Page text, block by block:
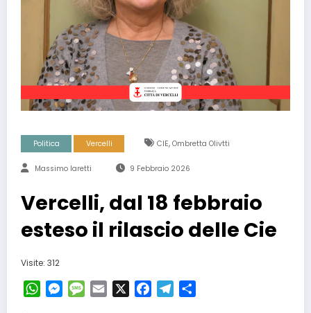
Politica Vercelli CIE, Ombretta Olivtti
Massimo Iaretti 9 Febbraio 2026
Vercelli, dal 18 febbraio
esteso il rilascio delle Cie
Visite: 312
WhatsApp
Messenger
Message
Email FacebookTelegram